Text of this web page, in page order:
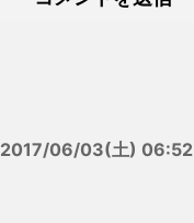
2017/06/03(土) 06:52